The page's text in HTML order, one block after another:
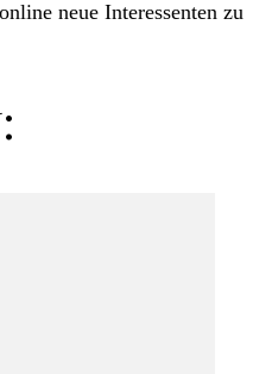
neue Interessenten zu